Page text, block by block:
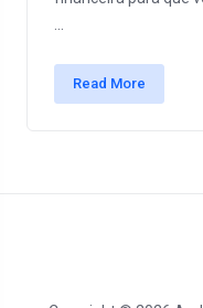
Read More